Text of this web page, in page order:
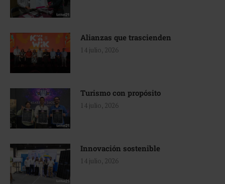
Alianzas que trascienden
14 julio, 2026
Turismo con propósito
14 julio, 2026
Innovación sostenible
14 julio, 2026